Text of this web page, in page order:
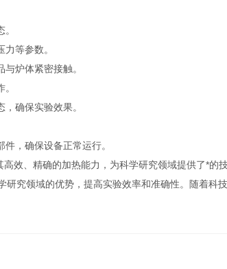
等参数。
炉体紧密接触。
确保实验效果。
，确保设备正常运行。
、精确的加热能力，为科学研究领域提供了*的技
究领域的优势，提高实验效率和准确性。随着科